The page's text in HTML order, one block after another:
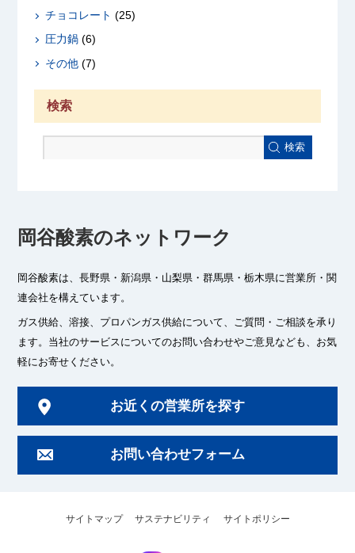
チョコレート (25)
圧力鍋(6)
その他(7)
検索
検索
岡谷酸素のネットワーク
岡谷酸素は、長野県・新潟県・山梨県・群馬県・栃木県に営業所・関
連会社を構えています。
ガス供給、溶接、プロパンガス供給について、ご質問・ご相談を承り
ます。 当社のサービスについてのお問い合わせやご意見なども、お気
軽にお寄せください。
お近くの営業所を探す
お問い合わせフォーム
サイトマップ サステナビリティ サイトポリシー